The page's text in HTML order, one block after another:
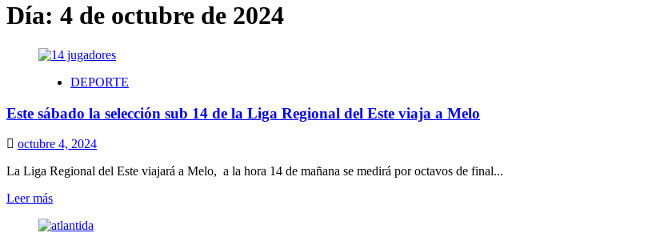
Día: 4 de octubre de 2024
DEPORTE
Este sábado la selección sub 14 de la Liga Regional del Este viaja a Melo
octubre 4, 2024
La Liga Regional del Este viajará a Melo, a la hora 14 de mañana se medirá por octavos de final...
Leer másLeer
sobre